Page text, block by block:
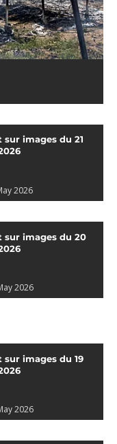
sur images du 21
2026
sur images du 20
2026
sur images du 19
2026